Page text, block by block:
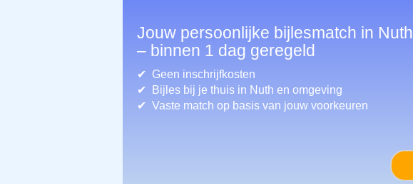
Jouw persoonlijke bijlesmatch in Nuth
– binnen 1 dag geregeld
Geen inschrijfkosten
Bijles bij je thuis in Nuth en omgeving
Vaste match op basis van jouw voorkeuren